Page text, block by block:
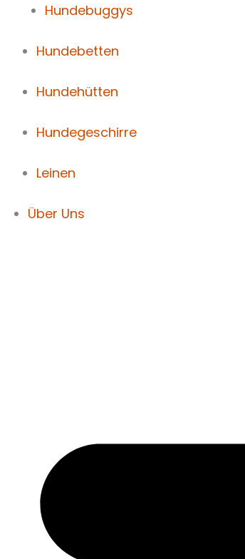
Hundebuggys
Hundebetten
Hundehütten
Hundegeschirre
Leinen
Über Uns